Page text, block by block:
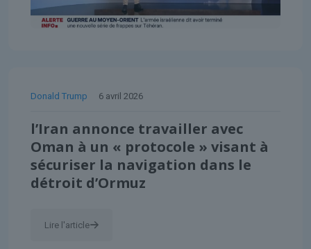
Donald Trump 6 avril 2026
l’Iran annonce travailler avec
Oman à un « protocole » visant à
sécuriser la navigation dans le
détroit d’Ormuz
Lire l'article